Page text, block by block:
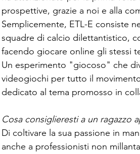
prospettive, grazie a noi e alla
Semplicemente, ETL-E consiste
squadre di calcio dilettantistico,
facendo giocare online gli stessi
Un esperimento "giocoso" che
videogiochi per tutto il
dedicato al tema promosso in
Cosa consiglieresti a un ragazzo
Di coltivare la sua passione in
anche a professionisti non